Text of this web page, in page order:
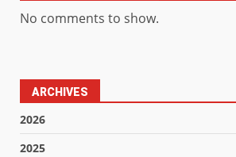
No comments to show.
ARCHIVES
2026
2025